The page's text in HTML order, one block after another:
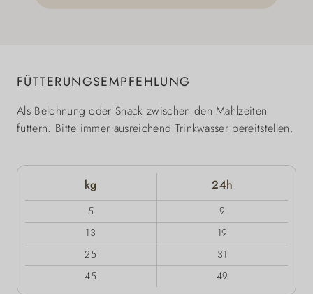
FÜTTERUNGSEMPFEHLUNG
Als Belohnung oder Snack zwischen den Mahlzeiten
füttern. Bitte immer ausreichend Trinkwasser bereitstellen.
kg 24h
5
9
13
19
25
31
45
49